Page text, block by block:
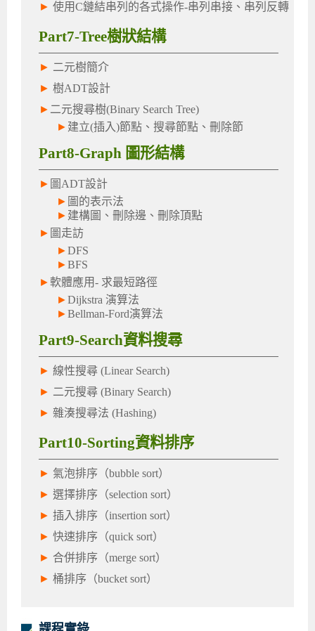
► 使用C鏈結串列的各式操作-串列串接、串列反轉
Part7-Tree樹狀結構
► 二元樹簡介
► 樹ADT設計
► 二元搜尋樹(Binary Search Tree)
► 建立(插入)節點、搜尋節點、刪除節
Part8-Graph 圖形結構
► 圖ADT設計
► 圖的表示法
► 建構圖、刪除邊、刪除頂點
► 圖走訪
►DFS
►BFS
►軟體應用- 求最短路徑
►Dijkstra 演算法
►Bellman-Ford演算法
Part9-Search資料搜尋
► 線性搜尋 (Linear Search)
► 二元搜尋 (Binary Search)
► 雜湊搜尋法 (Hashing)
Part10-Sorting資料排序
► 氣泡排序（bubble sort）
► 選擇排序（selection sort）
► 插入排序（insertion sort）
► 快速排序（quick sort）
► 合併排序（merge sort）
► 桶排序（bucket sort）